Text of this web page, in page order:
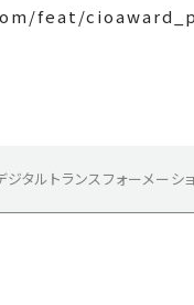
feat/
ジタルトランスフォーメーシ